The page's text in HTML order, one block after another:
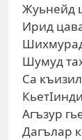
Жуьнейд
Ирид
Шумуд
Са
Агъзур
Дагълар